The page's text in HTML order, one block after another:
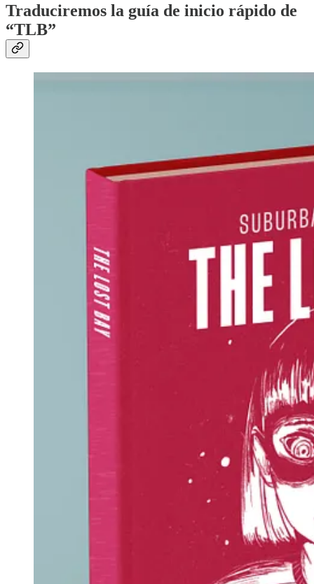
Traduciremos la guía de inicio rápido de
“TLB”